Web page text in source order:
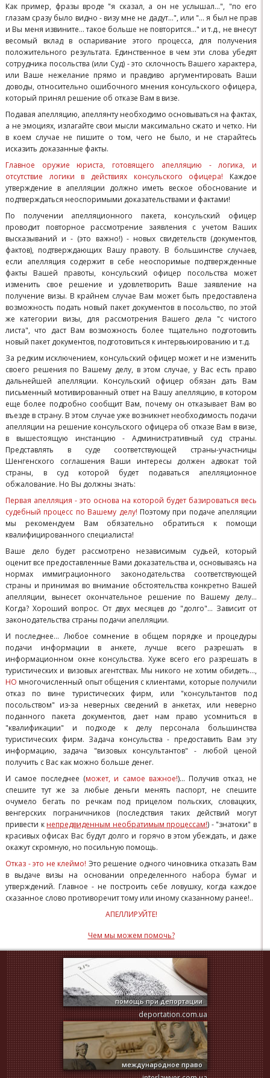
Как пример, фразы вроде "я сказал, а он не услышал...", "по его
глазам сразу было видно - визу мне не дадут...", или "... я был не прав
и Вы меня извините... такое больше не повторится..." и т.д., не внесут
весомый вклад в оспаривание этого процесса, для получения
положительного результата. Единственное в чем эти слова убедят
сотрудника посольства (или Суд) - это склочность Вашего характера,
или Ваше нежелание прямо и правдиво аргументировать Ваши
доводы, относительно ошибочного мнения консульского офицера,
который принял решение об отказе Вам в визе.
Подавая апелляцию, апеллянту необходимо основываться на фактах,
а не эмоциях, излагайте свои мысли максимально сжато и четко. Ни
в коем случае не пишите о том, чего не было, и не старайтесь
исказить доказанные факты.
Главное оружие юриста, готовящего апелляцию - логика, и
отсутствие логики в действиях консульского офицера! Каждое
утверждение в апелляции должно иметь веское обоснование и
подтверждаться неоспоримыми доказательствами и фактами!
По получении апелляционного пакета, консульский офицер
проводит повторное рассмотрение заявления с учетом Ваших
высказываний и - (это важно!) - новых свидетельств (документов,
фактов), подтверждающих Вашу правоту. В большинстве случаев,
если апелляция содержит в себе неоспоримые подтвержденные
факты Вашей правоты, консульский офицер посольства может
изменить свое решение и удовлетворить Ваше заявление на
получение визы. В крайнем случае Вам может быть предоставлена
возможность подать новый пакет документов в посольство, по этой
же категории визы, для рассмотрения Вашего дела "с чистого
листа", что даст Вам возможность более тщательно подготовить
новый пакет документов, подготовиться к интервьюированию и т.д.
За редким исключением, консульский офицер может и не изменить
своего решения по Вашему делу, в этом случае, у Вас есть право
дальнейшей апелляции. Консульский офицер обязан дать Вам
письменный мотивированный ответ на Вашу апелляцию, в котором
еще более подробно сообщит Вам, почему он отказывает Вам во
въезде в страну. В этом случае уже возникнет необходимость подачи
апелляции на решение консульского офицера об отказе Вам в визе,
в вышестоящую инстанцию - Административный суд страны.
Представлять в суде соответствующей страны-участницы
Шенгенского соглашения Ваши интересы должен адвокат той
страны, в суд которой будет подаваться апелляционное
обжалование. Но Вы должны знать:
Первая апелляция - это основа на которой будет базироваться весь
судебный процесс по Вашему делу! Поэтому при подаче апелляции
мы рекомендуем Вам обязательно обратиться к помощи
квалифицированного специалиста!
Ваше дело будет рассмотрено независимым судьей, который
оценит все предоставленные Вами доказательства и, основываясь на
нормах иммиграционного законодательства соответствующей
страны и принимая во внимание обстоятельства конкретно Вашей
апелляции, вынесет окончательное решение по Вашему делу...
Когда? Хороший вопрос. От двух месяцев до "долго"... Зависит от
законодательства страны подачи апелляции.
И последнее... Любое сомнение в общем порядке и процедуры
подачи информации в анкете, лучше всего разрешать в
информационном окне консульства. Хуже всего его разрешать в
туристических и визовых агентствах. Мы никого не хотим обидеть...,
НО многочисленный опыт общения с клиентами, которые получили
отказ по вине туристических фирм, или "консультантов под
посольством" из-за неверных сведений в анкетах, или неверно
поданного пакета документов, дает нам право усомниться в
"квалификации" и подходе к делу персонала большинства
туристических фирм. Задача консульства - предоставить Вам эту
информацию, задача "визовых консультантов" - любой ценой
получить с Вас как можно больше денег.
И самое последнее (может, и самое важное!)... Получив отказ, не
спешите тут же за любые деньги менять паспорт, не спешите
очумело бегать по речкам под прицелом польских, словацких,
венгерских пограничников (последствия таких действий могут
привести к непредвиденным необратимым процессам!) - "знатоки" в
красивых офисах Вас будут долго и горячо в этом убеждать, и даже
окажут скромную, но посильную помощь.
Отказ - это не клеймо! Это решение одного чиновника отказать Вам
в выдаче визы на основании определенного набора бумаг и
утверждений. Главное - не построить себе ловушку, когда каждое
сказанное слово противоречит тому или иному сказанному ранее!..
АПЕЛЛИРУЙТЕ!
Чем мы можем помочь?
помощь при депортации
deportation.com.ua
международное право